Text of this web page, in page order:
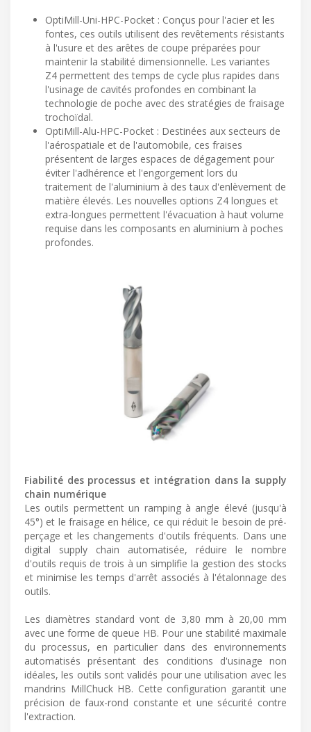
OptiMill-Uni-HPC-Pocket : Conçus pour l'acier et les
fontes, ces outils utilisent des revêtements résistants
à l'usure et des arêtes de coupe préparées pour
maintenir la stabilité dimensionnelle. Les variantes
Z4 permettent des temps de cycle plus rapides dans
l'usinage de cavités profondes en combinant la
technologie de poche avec des stratégies de fraisage
trochoïdal.
OptiMill-Alu-HPC-Pocket : Destinées aux secteurs de
l'aérospatiale et de l'automobile, ces fraises
présentent de larges espaces de dégagement pour
éviter l'adhérence et l'engorgement lors du
traitement de l'aluminium à des taux d'enlèvement de
matière élevés. Les nouvelles options Z4 longues et
extra-longues permettent l'évacuation à haut volume
requise dans les composants en aluminium à poches
profondes.
Fiabilité des processus et intégration dans la supply
chain numérique
Les outils permettent un ramping à angle élevé (jusqu'à
45°) et le fraisage en hélice, ce qui réduit le besoin de pré-
perçage et les changements d'outils fréquents. Dans une
digital supply chain automatisée, réduire le nombre
d'outils requis de trois à un simplifie la gestion des stocks
et minimise les temps d'arrêt associés à l'étalonnage des
outils.
Les diamètres standard vont de 3,80 mm à 20,00 mm
avec une forme de queue HB. Pour une stabilité maximale
du processus, en particulier dans des environnements
automatisés présentant des conditions d'usinage non
idéales, les outils sont validés pour une utilisation avec les
mandrins MillChuck HB. Cette configuration garantit une
précision de faux-rond constante et une sécurité contre
l'extraction.